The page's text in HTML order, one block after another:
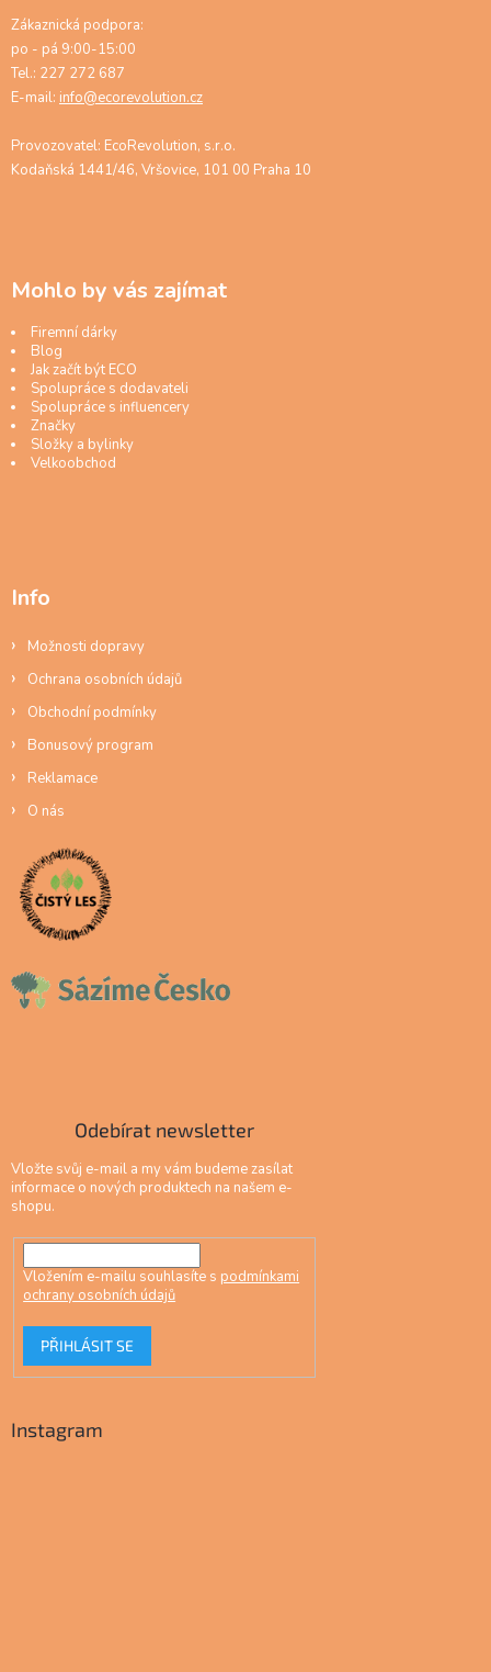
Zákaznická podpora:
po - pá 9:00-15:00
Tel.: 227 272 687
E-mail: info@ecorevolution.cz
Provozovatel: EcoRevolution, s.r.o.
Kodaňská 1441/46, Vršovice, 101 00 Praha 10
Mohlo by vás zajímat
Firemní dárky
Blog
Jak začít být ECO
Spolupráce s dodavateli
Spolupráce s influencery
Značky
Složky a bylinky
Velkoobchod
Info
Možnosti dopravy
Ochrana osobních údajů
Obchodní podmínky
Bonusový program
Reklamace
O nás
Odebírat newsletter
Vložte svůj e-mail a my vám budeme zasílat
informace o nových produktech na našem e-
shopu.
Vložením e-mailu souhlasíte s podmínkami
ochrany osobních údajů
PŘIHLÁSIT SE
Instagram